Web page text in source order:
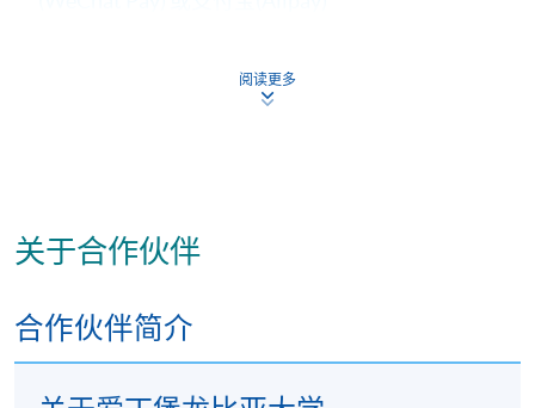
个人发展，并展示与研究生课程相称的关键研究技
能。虽然您会接受监督，但监督人的角色主要是促进
中使用的技能可以转移，并与您目前或未来组织中可
例以提供支援，MBA 专案手册中也提供了撰写专案的
指引。
办事」、微信支付（WeChat Pay）或支付宝
人姓名。 阁下可：
亲临学院各报名中心递交划线支票、报名表格及有关
证明文件；
或可将上述文件一并寄交各报名中心，信封上请注明
阅读更多
关于合作伙伴
合作伙伴简介